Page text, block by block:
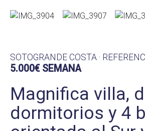
SOTOGRANDE COSTA ·
5.000€ SEMANA
Magnifica villa,
dormitorios y 4